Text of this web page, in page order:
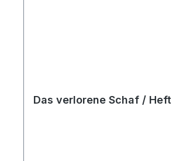
Das verlorene Schaf / Heft